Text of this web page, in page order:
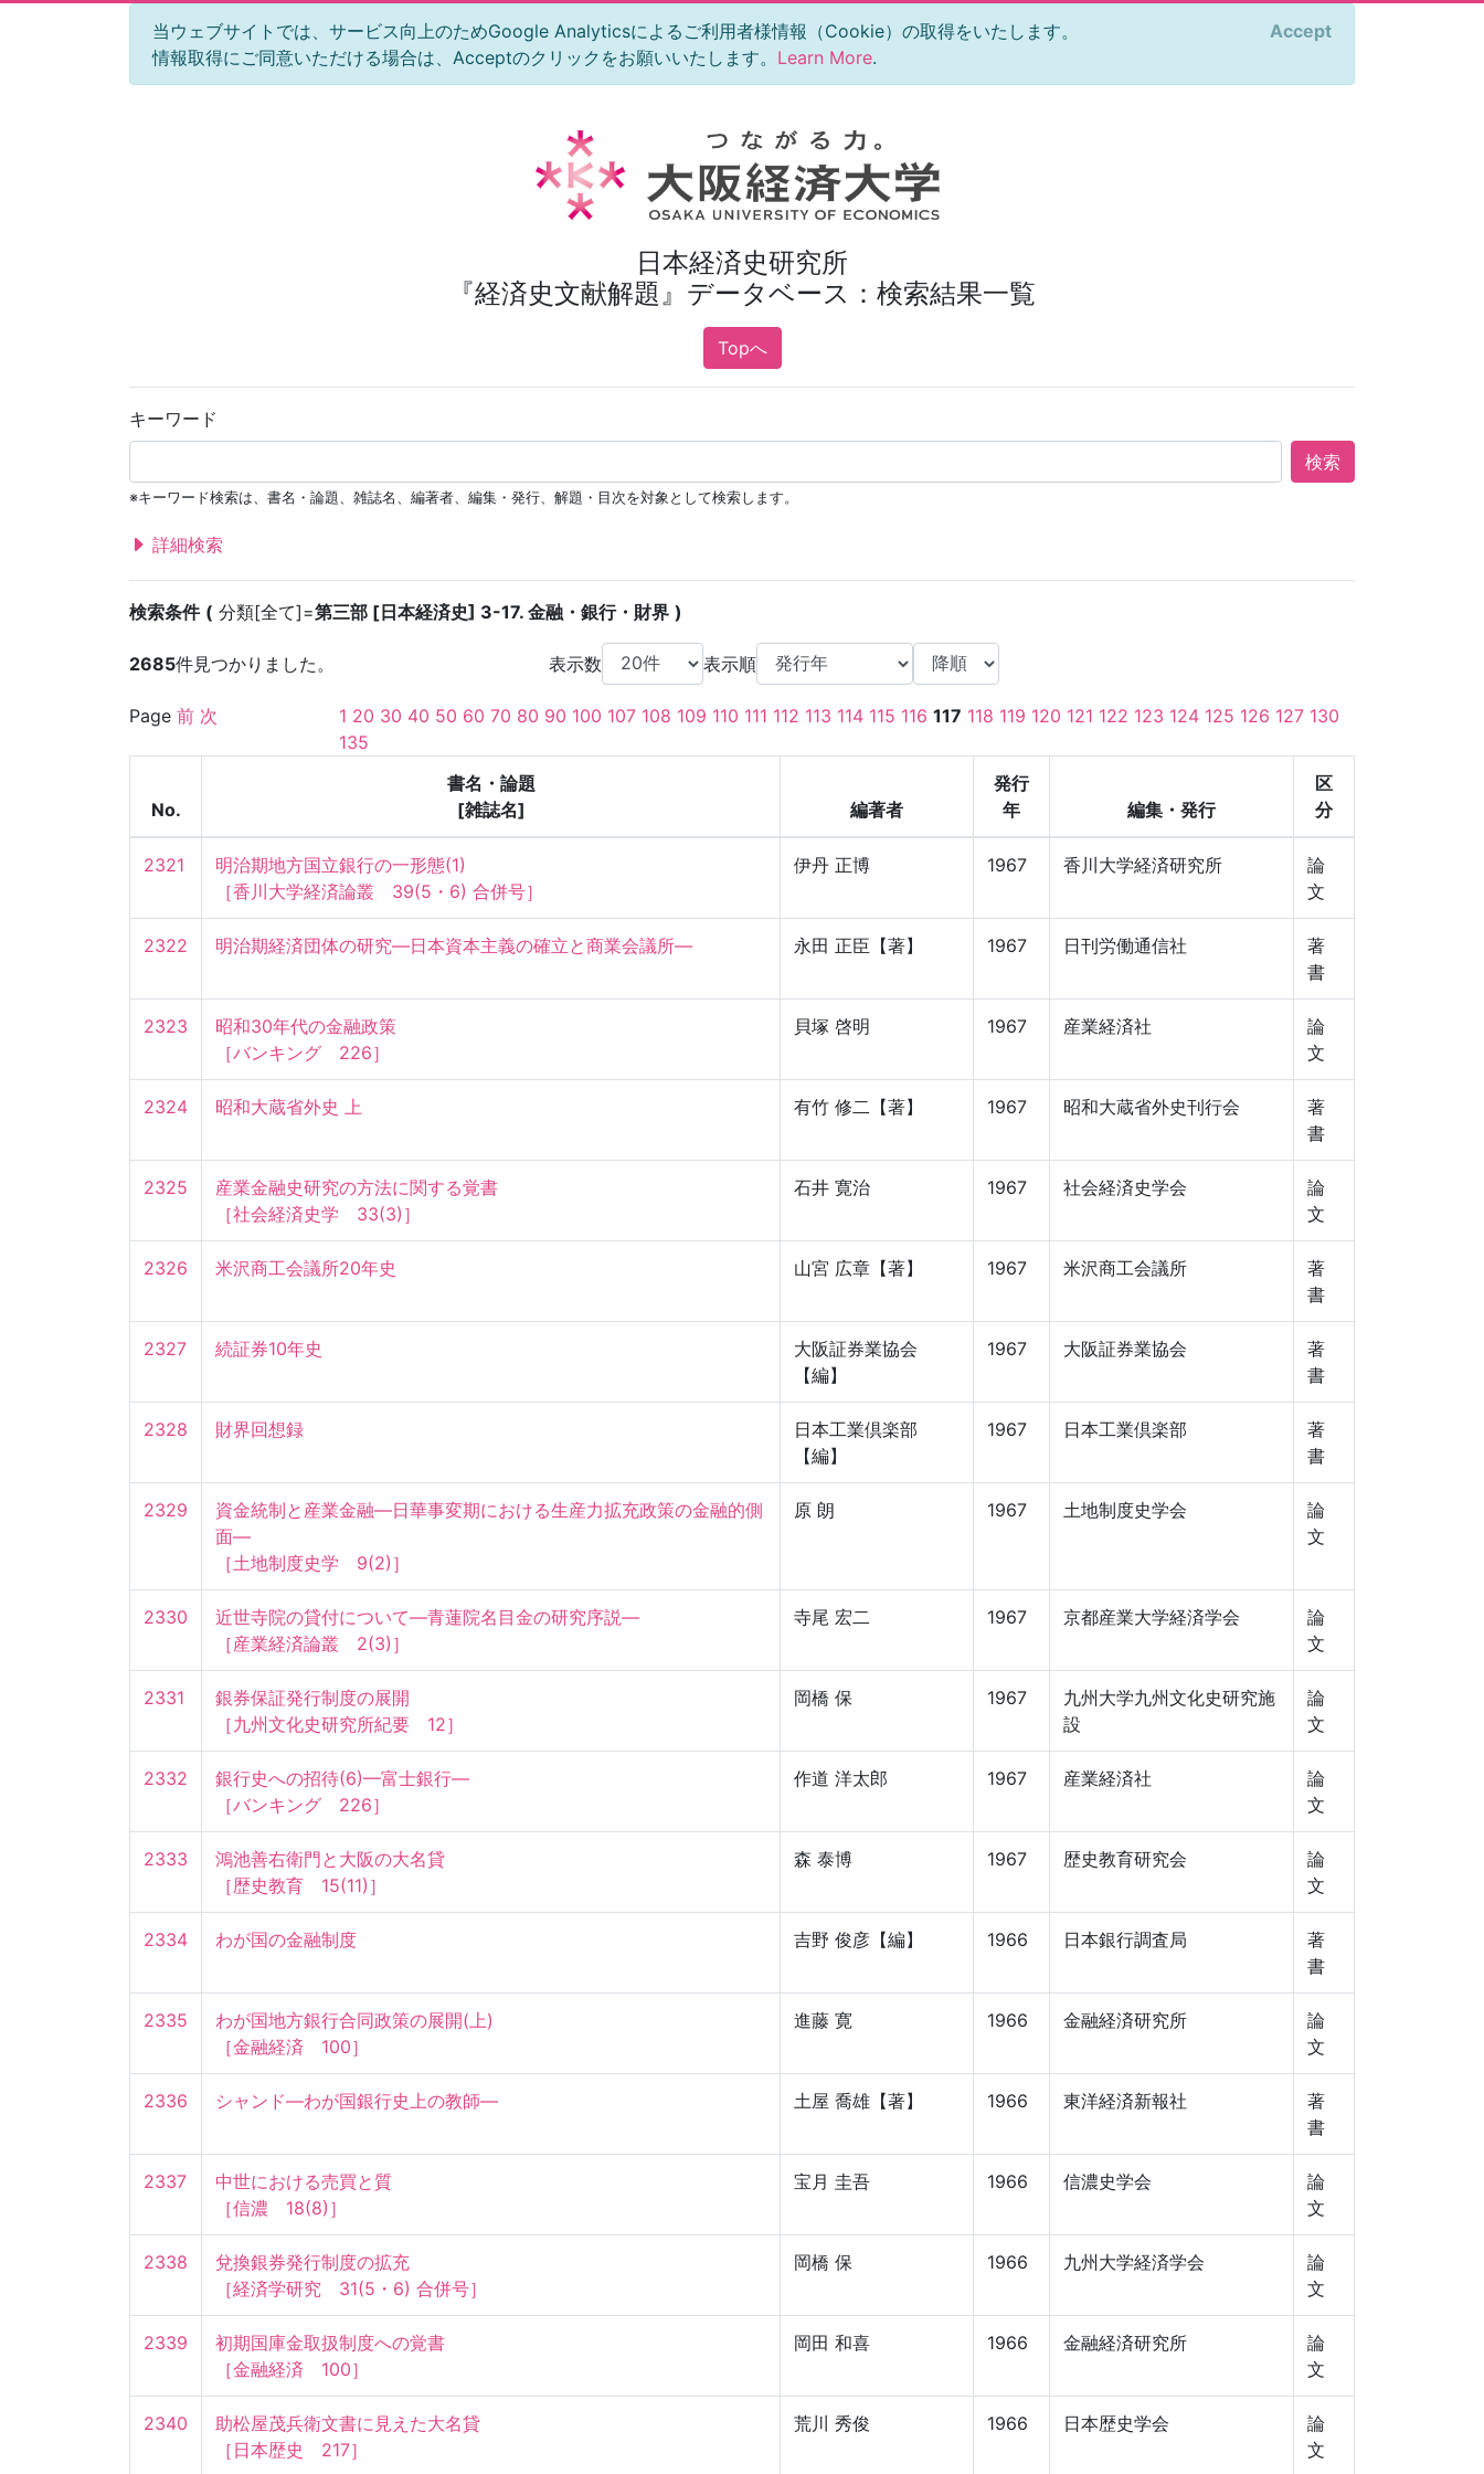
当ウェブサイトでは、サービス向上のためGoogle Analyticsによるご利用者様情報（Cookie）の取得をいたします。
情報取得にご同意いただける場合は、Acceptのクリックをお願いいたします。 Learn More.
Accept
日本経済史研究所
『経済史文献解題』データベース：検索結果一覧
Topへ
キーワード
検索
※キーワード検索は、書名・論題、雑誌名、編著者、編集・発行、解題・目次を対象として検索します。
詳細検索
検索条件 分類[全て]=第三部 [日本経済史] 3-17. 金融・銀行・財界
2685件見つかりました。 表示数 表示順
Page 前 次 1 20 30 40 50 60 70 80 90 100 107 108 109 110 111 112 113 114 115 116 117 118 119 120 121 122 123 124 125 126 127 130
135
No.
書名・論題
[雑誌名]
編著者
発行
年
編集・発行
区
分
2321
明治期地方国立銀行の一形態(1)
［香川大学経済論叢　39(5・6) 合併号］
伊丹 正博 1967 香川大学経済研究所
論
文
2322 明治期経済団体の研究―日本資本主義の確立と商業会議所― 永田 正臣【著】 1967 日刊労働通信社
著
書
2323
昭和30年代の金融政策
［バンキング　226］
貝塚 啓明 1967 産業経済社
論
文
2324 昭和大蔵省外史 上 有竹 修二【著】 1967 昭和大蔵省外史刊行会
著
書
2325
産業金融史研究の方法に関する覚書
［社会経済史学　33(3)］
石井 寛治 1967 社会経済史学会
論
文
2326 米沢商工会議所20年史 山宮 広章【著】 1967 米沢商工会議所
著
書
2327 続証券10年史
大阪証券業協会
【編】
1967 大阪証券業協会
著
書
2328 財界回想録
日本工業倶楽部
【編】
1967 日本工業倶楽部
著
書
2329
資金統制と産業金融—日華事変期における生産力拡充政策の金融的側
面—
［土地制度史学　9(2)］
原 朗 1967 土地制度史学会
論
文
2330
近世寺院の貸付について—青蓮院名目金の研究序説—
［産業経済論叢　2(3)］
寺尾 宏二 1967 京都産業大学経済学会
論
文
2331
銀券保証発行制度の展開
［九州文化史研究所紀要　12］
岡橋 保 1967
九州大学九州文化史研究施
設
論
文
2332
銀行史への招待(6)—富士銀行—
［バンキング　226］
作道 洋太郎 1967 産業経済社
論
文
2333
鴻池善右衛門と大阪の大名貸
［歴史教育　15(11)］
森 泰博 1967 歴史教育研究会
論
文
2334 わが国の金融制度 吉野 俊彦【編】 1966 日本銀行調査局
著
書
2335
わが国地方銀行合同政策の展開(上)
［金融経済　100］
進藤 寛 1966 金融経済研究所
論
文
2336 シャンド—わが国銀行史上の教師— 土屋 喬雄【著】 1966 東洋経済新報社
著
書
2337
中世における売買と質
［信濃　18(8)］
宝月 圭吾 1966 信濃史学会
論
文
2338
兌換銀券発行制度の拡充
［経済学研究　31(5・6) 合併号］
岡橋 保 1966 九州大学経済学会
論
文
2339
初期国庫金取扱制度への覚書
［金融経済　100］
岡田 和喜 1966 金融経済研究所
論
文
2340
助松屋茂兵衛文書に見えた大名貸
［日本歴史　217］
荒川 秀俊 1966 日本歴史学会
論
文